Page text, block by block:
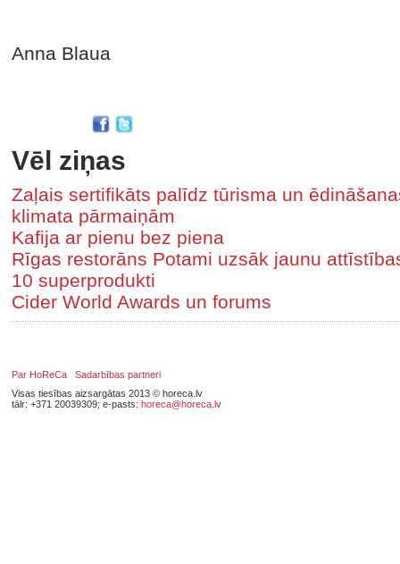
Anna Blaua
Vēl ziņas
Zaļais sertifikāts palīdz tūrisma un
klimata pārmaiņām
Kafija ar pienu bez piena
Rīgas restorāns Potami uzsāk jaunu
10 superprodukti
Cider World Awards un forums
Par HoReCa
Sadarbības partneri
Visas tiesības aizsargātas 2013 © horeca.lv
tālr: +371 20039309; e-pasts: horeca@horeca.lv